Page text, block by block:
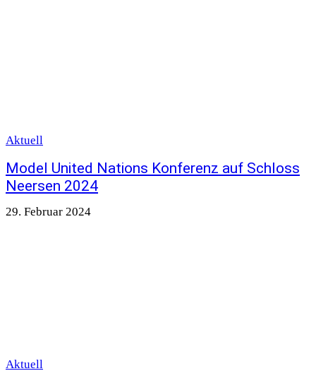
Aktuell
Model United Nations Konferenz auf Schloss
Neersen 2024
29. Februar 2024
Aktuell